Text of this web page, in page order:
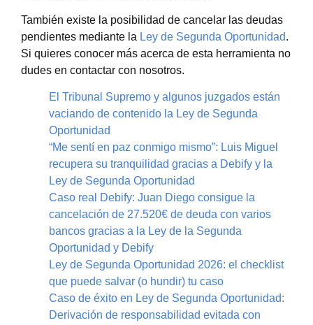
También existe la posibilidad de cancelar las deudas
pendientes mediante la Ley de Segunda Oportunidad.
Si quieres conocer más acerca de esta herramienta no
dudes en contactar con nosotros.
El Tribunal Supremo y algunos juzgados están
vaciando de contenido la Ley de Segunda
Oportunidad
“Me sentí en paz conmigo mismo”: Luis Miguel
recupera su tranquilidad gracias a Debify y la
Ley de Segunda Oportunidad
Caso real Debify: Juan Diego consigue la
cancelación de 27.520€ de deuda con varios
bancos gracias a la Ley de la Segunda
Oportunidad y Debify
Ley de Segunda Oportunidad 2026: el checklist
que puede salvar (o hundir) tu caso
Caso de éxito en Ley de Segunda Oportunidad:
Derivación de responsabilidad evitada con